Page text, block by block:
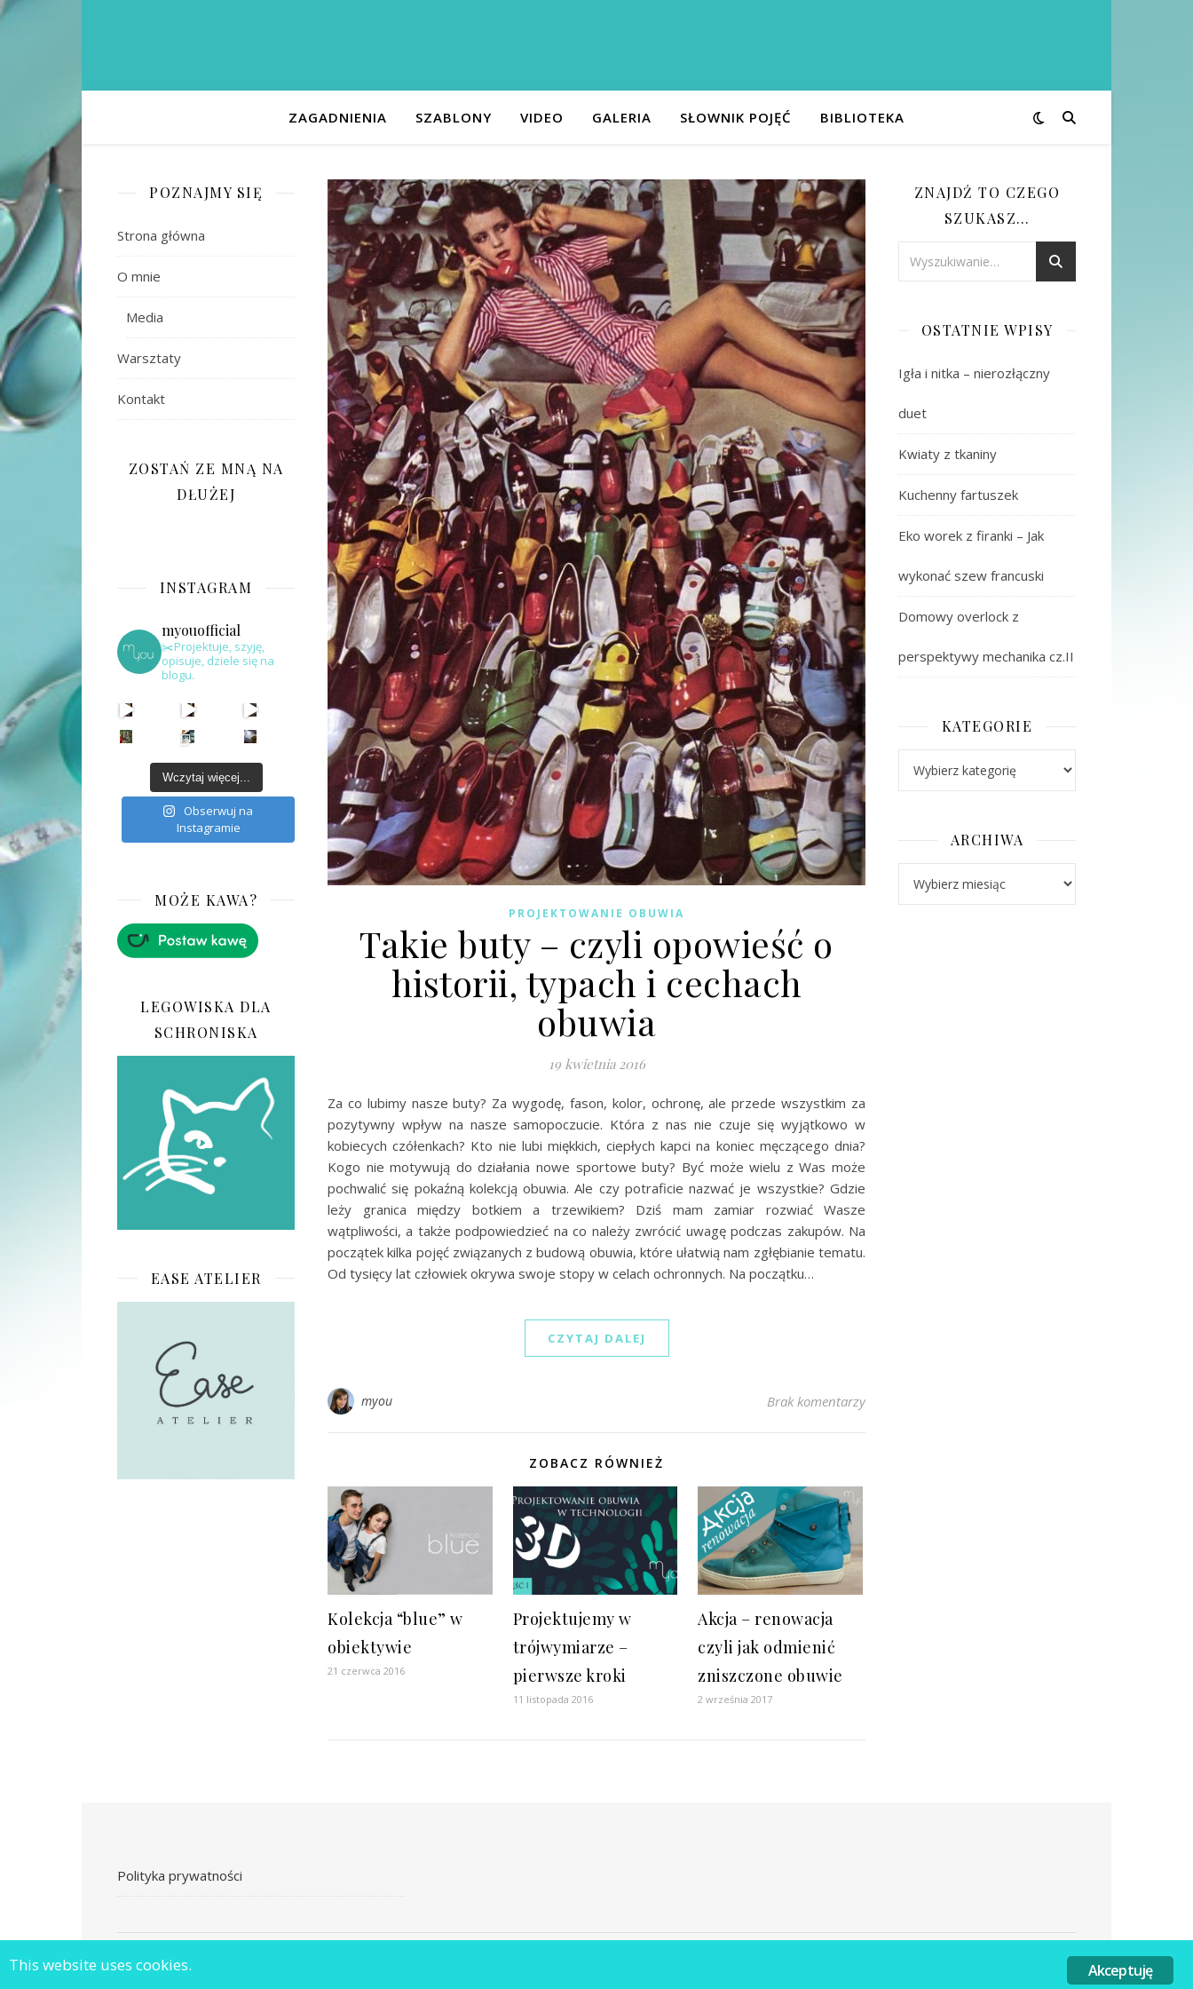
ZAGADNIENIA SZABLONY VIDEO GALERIA SŁOWNIK POJĘĆ BIBLIOTEKA
POZNAJMY SIĘ
Strona główna
O mnie
Media
Warsztaty
Kontakt
ZOSTAŃ ZE MNĄ NA
DŁUŻEJ
INSTAGRAM
myouofficial
✂️Projektuje, szyję,
opisuje, dziele się na
blogu.
Wczytaj więcej...
Obserwuj na
Instagramie
MOŻE KAWA?
LEGOWISKA DLA
SCHRONISKA
EASE ATELIER
PROJEKTOWANIE OBUWIA
Takie buty – czyli opowieść o
historii, typach i cechach
obuwia
19 kwietnia 2016
Za co lubimy nasze buty? Za wygodę, fason, kolor, ochronę, ale przede wszystkim za
pozytywny wpływ na nasze samopoczucie. Która z nas nie czuje się wyjątkowo w
kobiecych czółenkach? Kto nie lubi miękkich, ciepłych kapci na koniec męczącego dnia?
Kogo nie motywują do działania nowe sportowe buty? Być może wielu z Was może
pochwalić się pokaźną kolekcją obuwia. Ale czy potraficie nazwać je wszystkie? Gdzie
leży granica między botkiem a trzewikiem? Dziś mam zamiar rozwiać Wasze
wątpliwości, a także podpowiedzieć na co należy zwrócić uwagę podczas zakupów. Na
początek kilka pojęć związanych z budową obuwia, które ułatwią nam zgłębianie tematu.
Od tysięcy lat człowiek okrywa swoje stopy w celach ochronnych. Na początku…
CZYTAJ DALEJ
myou Brak komentarzy
ZOBACZ RÓWNIEŻ
Kolekcja “blue” w
obiektywie
21 czerwca 2016
Projektujemy w
trójwymiarze –
pierwsze kroki
11 listopada 2016
Akcja – renowacja
czyli jak odmienić
zniszczone obuwie
2 września 2017
ZNAJDŹ TO CZEGO
SZUKASZ…
OSTATNIE WPISY
Igła i nitka – nierozłączny
duet
Kwiaty z tkaniny
Kuchenny fartuszek
Eko worek z firanki – Jak
wykonać szew francuski
Domowy overlock z
perspektywy mechanika cz.II
KATEGORIE
ARCHIWA
Polityka prywatności
Ashe Motyw przez Akceptuję
This website uses cookies.